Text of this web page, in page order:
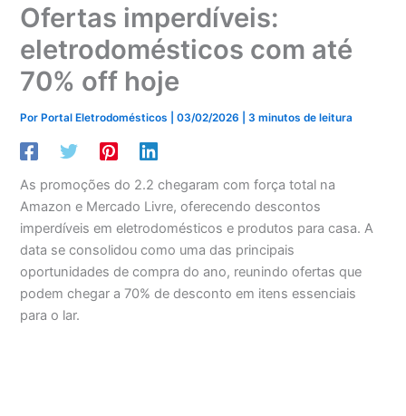
Ofertas imperdíveis:
eletrodomésticos com até
70% off hoje
PorPortal Eletrodomésticos |03/02/2026 |3 minutos de leitura
As promoções do 2.2 chegaram com força total na
Amazon e Mercado Livre, oferecendo descontos
imperdíveis em eletrodomésticos e produtos para casa. A
data se consolidou como uma das principais
oportunidades de compra do ano, reunindo ofertas que
podem chegar a 70% de desconto em itens essenciais
para o lar.